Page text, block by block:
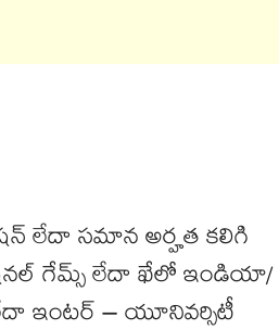
లేదా సమాన అర్హత కలిగి
గేమ్స్ లేదా ఖేలో ఇండియా/
ఇంటర్ – యూనివర్సిటీ